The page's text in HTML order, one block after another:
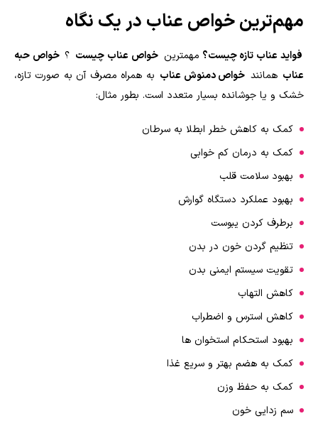
مهم‌ترین خواص عناب در یک نگاه
فواید عناب تازه چیست؟ مهمترین خواص عناب چیست ؟ خواص حبه
عناب همانند خواص دمنوش عناب به همراه مصرف آن به صورت تازه،
خشک و یا جوشانده بسیار متعدد است. بطور مثال:
کمک به کاهش خطر ابطلا به سرطان
کمک به درمان کم خوابی
بهبود سلامت قلب
بهبود عملکرد دستگاه گوارش
برطرف کردن یبوست
تنظیم گردن خون در بدن
تقویت سیستم ایمنی بدن
کاهش التهاب
کاهش استرس و اضطراب
بهبود استحکام استخوان ها
کمک به هضم بهتر و سریع غذا
کمک به حفظ وزن
سم زدایی خون